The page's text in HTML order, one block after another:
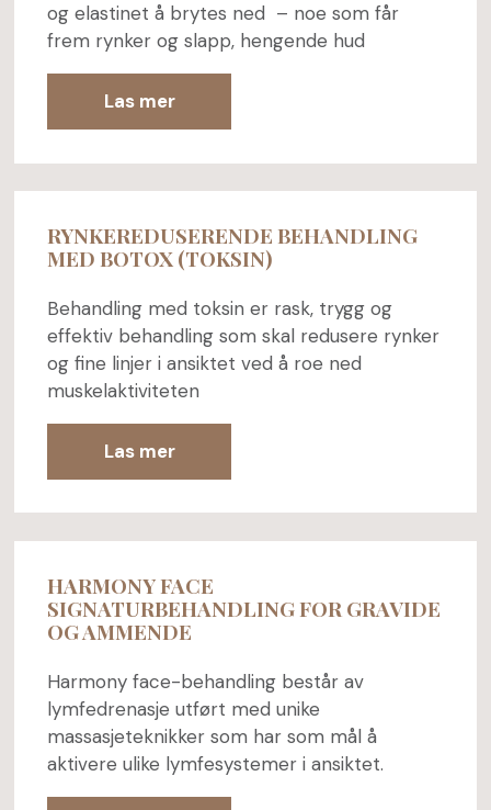
og elastinet å brytes ned – noe som får
frem rynker og slapp, hengende hud
Las mer
RYNKEREDUSERENDE BEHANDLING
MED BOTOX (TOKSIN)
Behandling med toksin er rask, trygg og
effektiv behandling som skal redusere rynker
og fine linjer i ansiktet ved å roe ned
muskelaktiviteten
Las mer
HARMONY FACE
SIGNATURBEHANDLING FOR GRAVIDE
OG AMMENDE
Harmony face-behandling består av
lymfedrenasje utført med unike
massasjeteknikker som har som mål å
aktivere ulike lymfesystemer i ansiktet.